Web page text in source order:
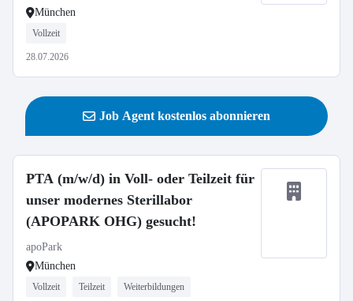
München
Vollzeit
28.07.2026
Job Agent kostenlos abonnieren
PTA (m/w/d) in Voll- oder Teilzeit für
unser modernes Sterillabor
(APOPARK OHG) gesucht!
apoPark
München
Vollzeit Teilzeit Weiterbildungen